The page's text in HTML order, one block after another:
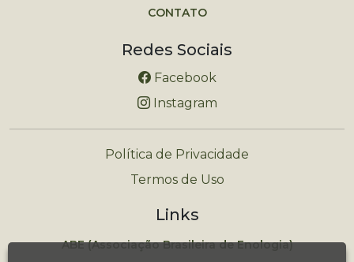
CONTATO
Redes Sociais
Facebook
Instagram
Política de Privacidade
Termos de Uso
Links
ABE (Associação Brasileira de Enologia)